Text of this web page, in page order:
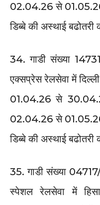
02.04.26 से 01.05.26
डिब्बे की अस्थाई बढोतरी
34. गाडी संख्या
एक्सप्रेस रेलसेवा में
01.04.26 से
02.04.26 से 01.05.26
डिब्बे की अस्थाई बढोतरी
35. गाडी संख्या
स्पेशल रेलसेवा में